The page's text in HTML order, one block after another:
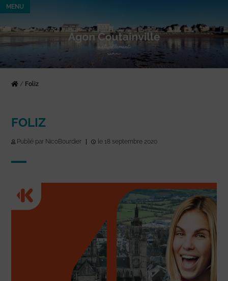
MENU
/ Foliz
FOLIZ
Publié par NicoBourdier le 18 septembre 2020